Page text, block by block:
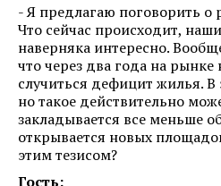
- Я предлагаю поговорить
Что сейчас происходит,
наверняка интересно.
что через два года на
случиться дефицит жилья. В
но такое действительно
закладывается все меньше
открывается новых
этим тезисом?
Гость: